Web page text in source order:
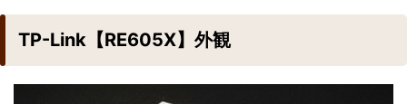
TP-Link【RE605X】外観